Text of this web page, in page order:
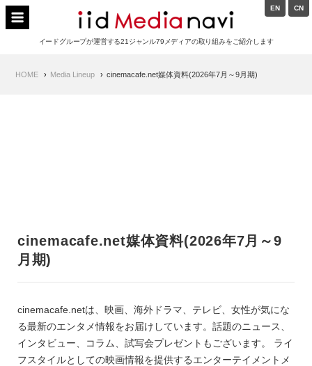
Skip
イードメディアナビ
イードグループが運営する21ジャンル79メディアの取り組みをご紹介します
EN CN
HOME Media Lineup cinemacafe.net媒体資料(2026年7月～9月期)
cinemacafe.net媒体資料(2026年7月～9
月期)
cinemacafe.netは、 映画、海外ドラマ、テレビ、女性が気にな
る最新のエンタメ情報をお届けしています。話題のニュース、
インタビュー、コラム、試写会プレゼントもございます。
ライ
フスタイルとしての映画情報を提供するエンターテイメントメ